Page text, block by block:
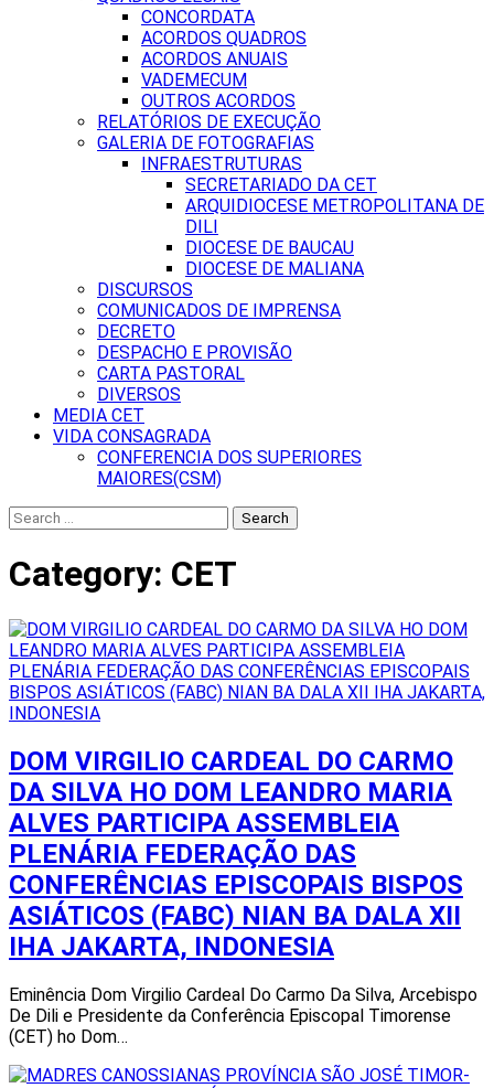
CONCORDATA
ACORDOS QUADROS
ACORDOS ANUAIS
VADEMECUM
OUTROS ACORDOS
RELATÓRIOS DE EXECUÇÃO
GALERIA DE FOTOGRAFIAS
INFRAESTRUTURAS
SECRETARIADO DA CET
ARQUIDIOCESE METROPOLITANA DE
DILI
DIOCESE DE BAUCAU
DIOCESE DE MALIANA
DISCURSOS
COMUNICADOS DE IMPRENSA
DECRETO
DESPACHO E PROVISÃO
CARTA PASTORAL
DIVERSOS
MEDIA CET
VIDA CONSAGRADA
CONFERENCIA DOS SUPERIORES
MAIORES(CSM)
Search
for:
Category: CET
DOM VIRGILIO CARDEAL DO CARMO
DA SILVA HO DOM LEANDRO MARIA
ALVES PARTICIPA ASSEMBLEIA
PLENÁRIA FEDERAÇÃO DAS
CONFERÊNCIAS EPISCOPAIS BISPOS
ASIÁTICOS (FABC) NIAN BA DALA XII
IHA JAKARTA, INDONESIA
Eminência Dom Virgilio Cardeal Do Carmo Da Silva, Arcebispo
De Dili e Presidente da Conferência Episcopal Timorense
(CET) ho Dom…